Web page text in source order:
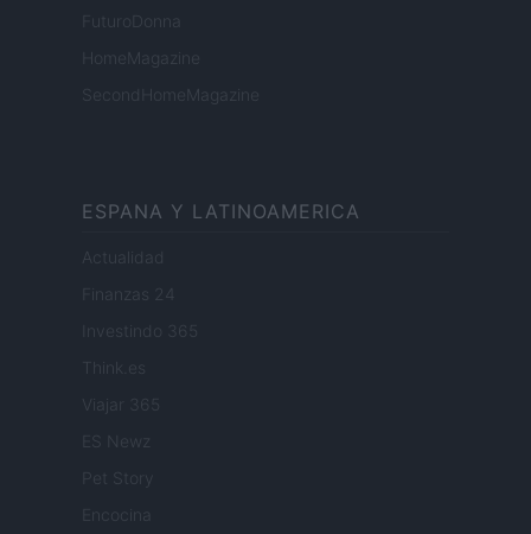
FuturoDonna
HomeMagazine
SecondHomeMagazine
ESPANA Y LATINOAMERICA
Actualidad
Finanzas 24
Investindo 365
Think.es
Viajar 365
ES Newz
Encocina